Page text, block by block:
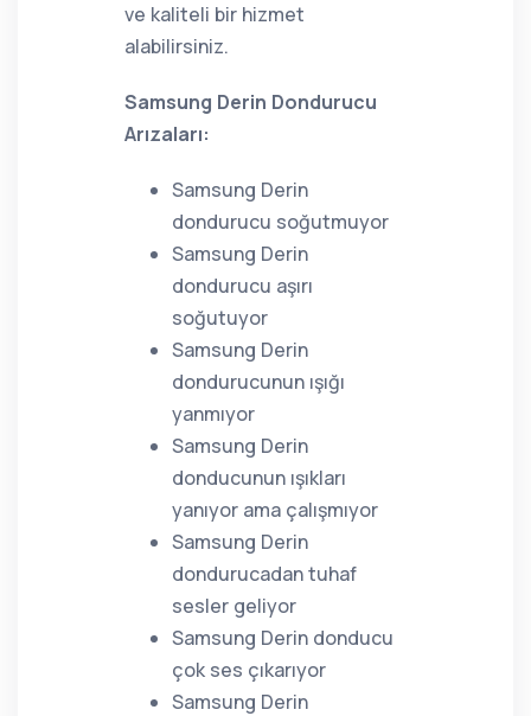
ve kaliteli bir hizmet
alabilirsiniz.
Samsung Derin Dondurucu
Arızaları:
Samsung Derin
dondurucu soğutmuyor
Samsung Derin
dondurucu aşırı
soğutuyor
Samsung Derin
dondurucunun ışığı
yanmıyor
Samsung Derin
donducunun ışıkları
yanıyor ama çalışmıyor
Samsung Derin
dondurucadan tuhaf
sesler geliyor
Samsung Derin donducu
çok ses çıkarıyor
Samsung Derin